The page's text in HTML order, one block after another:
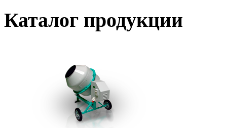
Каталог продукции